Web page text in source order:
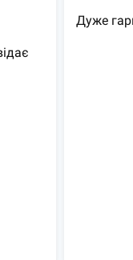
Дуже